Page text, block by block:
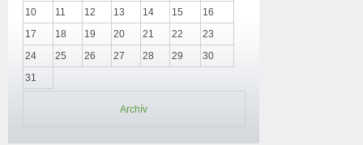
10
11 12 13 14 15
16
17
18 19 20 21 22
23
24
25 26 27 28 29
30
31
Archív